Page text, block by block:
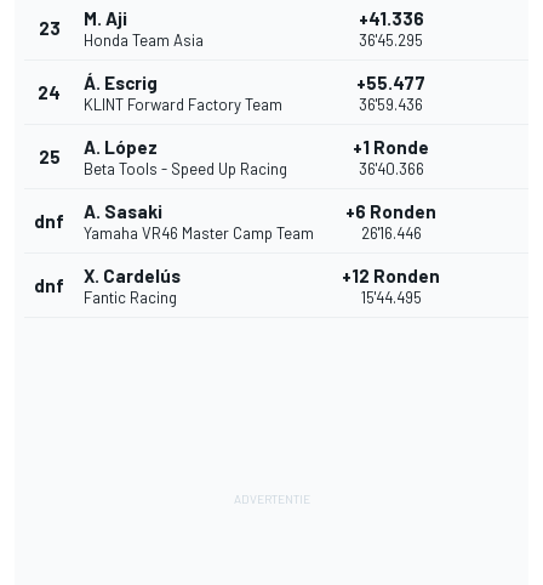
23 M. Aji
Honda Team Asia
+41.336
36'45.295
24 Á. Escrig
KLINT Forward Factory Team
+55.477
36'59.436
25 A. López
Beta Tools - Speed Up Racing
+1 Ronde
36'40.366
dnf A. Sasaki
Yamaha VR46 Master Camp Team
+6 Ronden
26'16.446
dnf X. Cardelús
Fantic Racing
+12 Ronden
15'44.495